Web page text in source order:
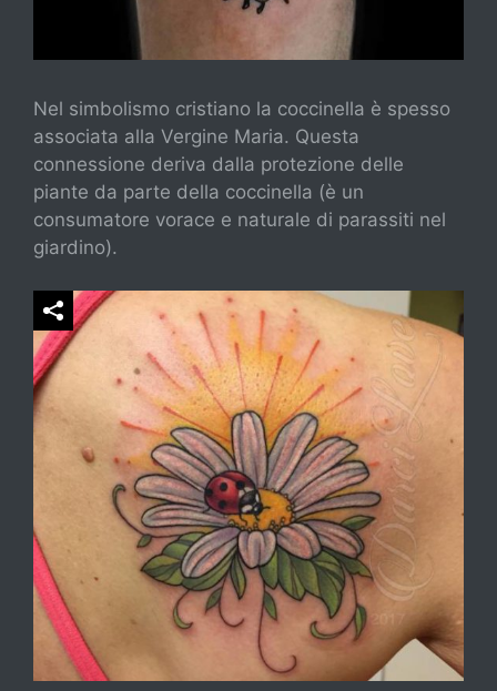
Nel simbolismo cristiano la coccinella è spesso
associata alla Vergine Maria. Questa
connessione deriva dalla protezione delle
piante da parte della coccinella (è un
consumatore vorace e naturale di parassiti nel
giardino).